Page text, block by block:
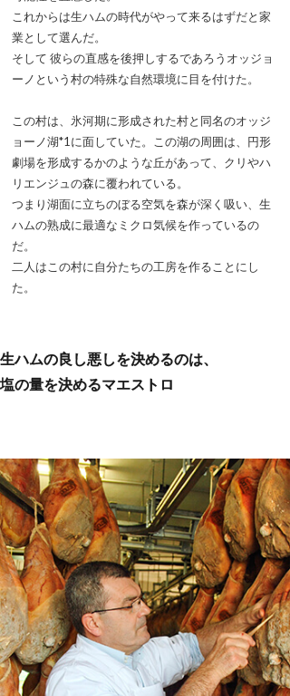
これからは生ハムの時代がやって来るはずだと家
業として選んだ。
そして 彼らの直感を後押しするであろうオッジョ
ーノという村の特殊な自然環境に目を付けた。
この村は、氷河期に形成された村と同名のオッジ
ョーノ湖*1に面していた。この湖の周囲は、円形
劇場を形成するかのような丘があって、クリやハ
リエンジュの森に覆われている。
つまり湖面に立ちのぼる空気を森が深く吸い、生
ハムの熟成に最適なミクロ気候を作っているの
だ。
二人はこの村に自分たちの工房を作ることにし
た。
生ハムの良し悪しを決めるのは、
塩の量を決めるマエストロ